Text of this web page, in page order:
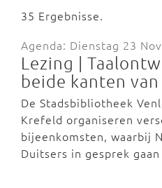
35 Ergebnisse.
Agenda: Dienstag 23
Lezing |
beide kanten
De Stadsbibliotheek
Krefeld organiseren
bijeenkomsten, waarbij
Duitsers in gesprek